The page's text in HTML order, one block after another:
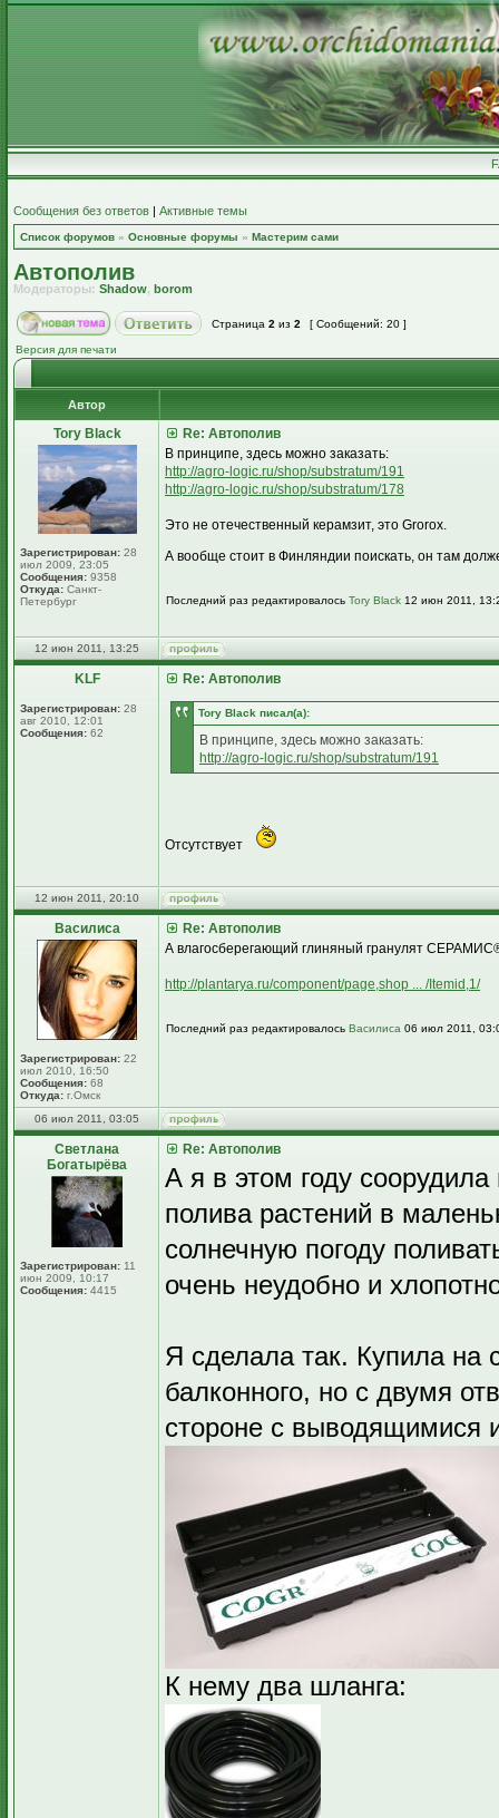
Сообщения без ответов | Активные темы
Список форумов » Основные форумы » Мастерим сами
Автополив
Модераторы: Shadow, borom
Страница 2 из 2 [ Сообщений: 20 ]
Версия для печати
Автор
Tory Black
Зарегистрирован: 28
июл 2009, 23:05
Сообщения: 9358
Откуда: Санкт-
Петербург
Re: Автополив
В принципе, здесь можно заказать:
http://agro-logic.ru/shop/substratum/191
http://agro-logic.ru/shop/substratum/178
Это не отечественный керамзит, это Grorox.
А вообще стоит в Финляндии поискать, он там
Последний раз редактировалось Tory Black 12 июн 2011,
12 июн 2011, 13:25
KLF
Зарегистрирован: 28
авг 2010, 12:01
Сообщения: 62
Re: Автополив
Tory Black писал(а):
В принципе, здесь можно заказать:
http://agro-logic.ru/shop/substratum/191
Отсутствует
12 июн 2011, 20:10
Василиса
Зарегистрирован: 22
июл 2010, 16:50
Сообщения: 68
Откуда: г.Омск
Re: Автополив
А влагосберегающий глиняный гранулят
http://plantarya.ru/component/page,shop ... /Itemid,1/
Последний раз редактировалось Василиса 06 июл 2011,
06 июл 2011, 03:05
Светлана
Богатырёва
Зарегистрирован: 11
июн 2009, 10:17
Сообщения: 4415
Re: Автополив
А я в этом году
полива растений в
солнечную погоду
очень неудобно и
Я сделала так. Купила на
балконного, но с двумя
стороне с выводящимися
К нему два шланга: